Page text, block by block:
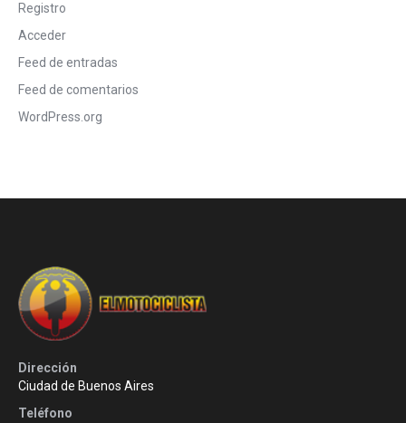
Registro
Acceder
Feed de entradas
Feed de comentarios
WordPress.org
Dirección
Ciudad de Buenos Aires
Teléfono